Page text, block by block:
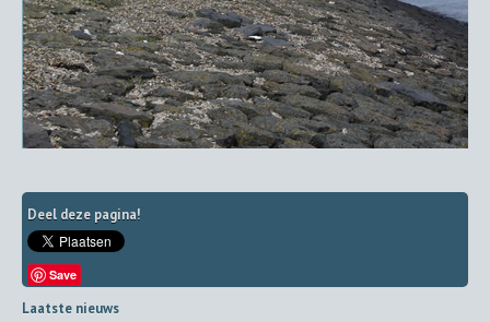
Deel deze pagina!
Save
Laatste nieuws